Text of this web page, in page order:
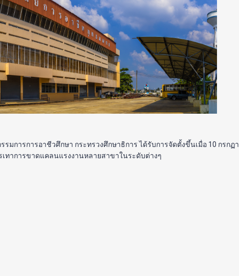
ารการอาชีวศึกษา กระทรวงศึกษาธิการ ได้รับการจัดตั้งขึ้นเมื่อ 10 กรกฏา
ทาการขาดแคลนแรงงานหลายสาขาในระดับต่างๆ